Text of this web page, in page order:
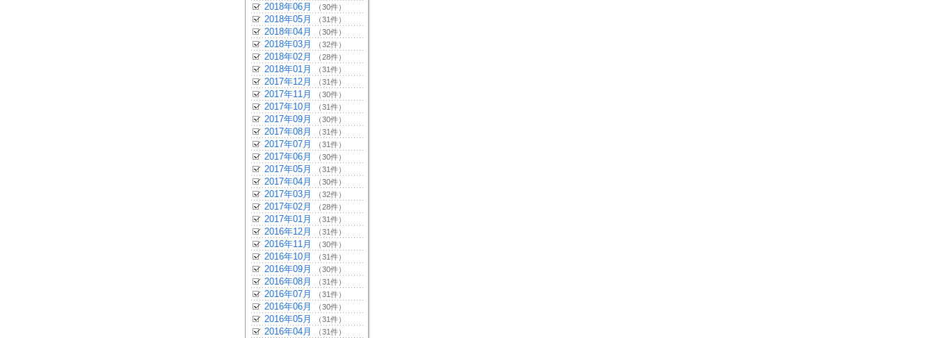
2018年06月 （30件）
2018年05月 （31件）
2018年04月 （30件）
2018年03月 （32件）
2018年02月 （28件）
2018年01月 （31件）
2017年12月 （31件）
2017年11月 （30件）
2017年10月 （31件）
2017年09月 （30件）
2017年08月 （31件）
2017年07月 （31件）
2017年06月 （30件）
2017年05月 （31件）
2017年04月 （30件）
2017年03月 （32件）
2017年02月 （28件）
2017年01月 （31件）
2016年12月 （31件）
2016年11月 （30件）
2016年10月 （31件）
2016年09月 （30件）
2016年08月 （31件）
2016年07月 （31件）
2016年06月 （30件）
2016年05月 （31件）
2016年04月 （31件）